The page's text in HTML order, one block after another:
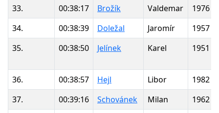
33.
00:38:17 Brožík Valdemar
1976
34.
00:38:39 Doležal Jaromír
1957
35.
00:38:50 Jelínek Karel 1951
36. 00:38:57 Hejl Libor
1982
37.
00:39:16 Schovánek Milan
1962